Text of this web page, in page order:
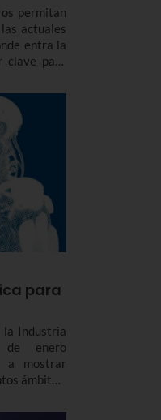
permitan
actuales
entra la
para
para
la Industria
enero
a mostrar
ámbitos,